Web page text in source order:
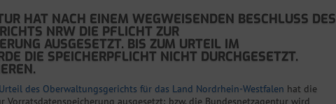
HAT NACH EINEM WEGWEISENDEN BESCHLUSS DES
NRW DIE PFLICHT ZUR
AUSGESETZT. BIS ZUM URTEIL IM
DIE SPEICHERPFLICHT NICHT DURCHGESETZT.
Urteil des Oberwaltungsgerichts für das Land Nordrhein-Westfalen hat die